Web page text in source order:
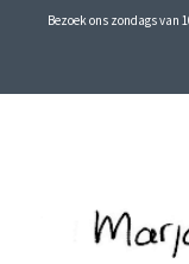
Bezoek ons zondags van